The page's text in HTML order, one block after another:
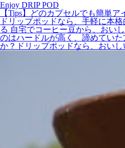
Enjoy DRIP POD
【Tips】どのカプセルでも簡単ア
ドリップポッドなら、手軽に本
る 自宅でコーヒー豆から、おい
のはハードルが高く、諦めてい
か？ドリップポッドなら、おい